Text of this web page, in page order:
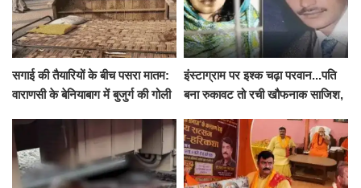
सगाई की तैयारियों के बीच पसरा मातम:
वाराणसी के बेनियाबाग में बुजुर्ग की गोली
इंस्टाग्राम पर इश्क चढ़ा परवान...पति
बना रुकावट तो रची खौफनाक साजिश,
के घाट